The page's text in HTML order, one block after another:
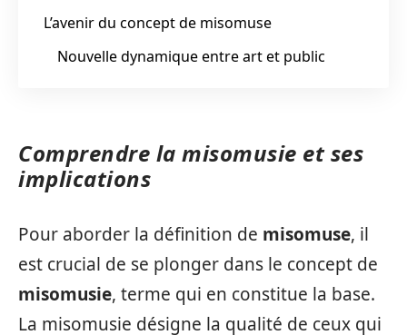
L’avenir du concept de misomuse
Nouvelle dynamique entre art et public
Comprendre la misomusie et ses
implications
Pour aborder la définition de misomuse, il
est crucial de se plonger dans le concept de
misomusie, terme qui en constitue la base.
La misomusie désigne la qualité de ceux qui